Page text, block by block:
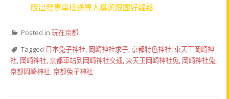
阪出發專車接送專人導遊跟團好輕鬆
Posted in 玩在京都
Tagged 日本兔子神社, 岡崎神社求子,京都特色神社, 東天王岡崎神
社, 岡崎神社,京都車站到岡崎神社交通, 東天王岡崎神社兔, 岡崎神社兔,
京都岡崎神社,京都兔子神社